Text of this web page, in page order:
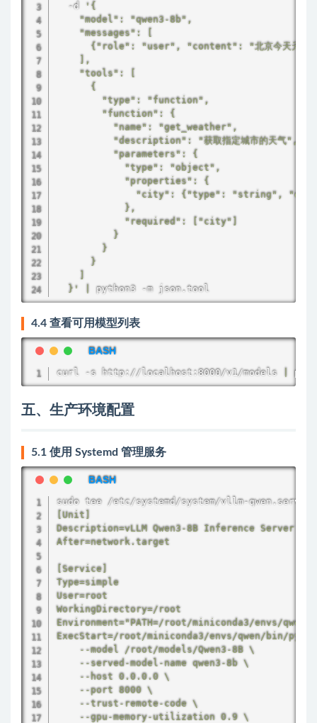
  -d
'{
    "model": "qwen3-8b",
    "messages": [
{"role": "user", "content": "北京今天天气
    ],
    "tools": [
      {
        "type": "function",
        "function": {
          "name": "get_weather",
          "description": "获取指定城市的天气",
          "parameters": {
            "type": "object",
            "properties": {
"city": {"type": "string",
            },
            "required": ["city"]
          }
        }
      }
    ]
  }'
python3 -m json.tool
4.4 查看可用模型列表
curl -s http://localhost:8000/v1/models
五、生产环境配置
5.1 使用 Systemd 管理服务
sudo tee /etc/systemd/system/vllm-
[Unit]
Description=vLLM Qwen3-8B Inference Server
After=network.target
[Service]
Type=simple
User=root
WorkingDirectory=/root
Environment="PATH=/root/miniconda3/envs/
ExecStart=/root/miniconda3/envs/qwen/bin/
    --model /root/models/Qwen3-8B \
    --served-model-name qwen3-8b \
    --host 0.0.0.0 \
    --port 8000 \
    --trust-remote-code \
    --gpu-memory-utilization 0.9 \